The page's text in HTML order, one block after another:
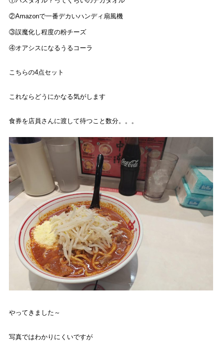
②Amazonで一番デカいハンディ扇風機
③誤魔化し程度の粉チーズ
④オアシスになるうるコーラ
こちらの4点セット
これならどうにかなる気がします
食券を店員さんに渡して待つこと数分。。。
やってきました～
写真ではわかりにくいですが